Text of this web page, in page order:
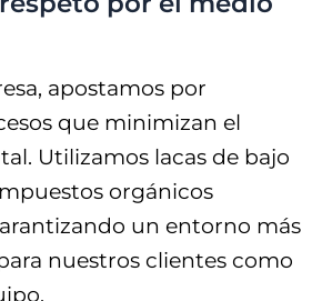
apostamos por
que minimizan el
Utilizamos lacas de bajo
orgánicos
un entorno más
nuestros clientes como